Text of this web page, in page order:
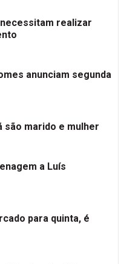
realizar
anunciam segunda
são marido e mulher
a Luís
para quinta, é